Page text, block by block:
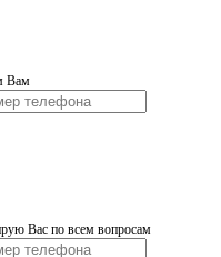
Вам
Вас по всем вопросам